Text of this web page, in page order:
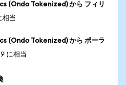
(Ondo Tokenized) から フィリ
相当
(Ondo Tokenized) から ポーラ
に相当